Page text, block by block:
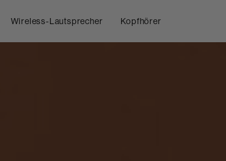
Wireless-Lautsprecher Kopfhörer